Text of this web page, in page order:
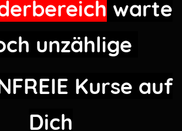
warte
unzählige
Kurse auf
Dich